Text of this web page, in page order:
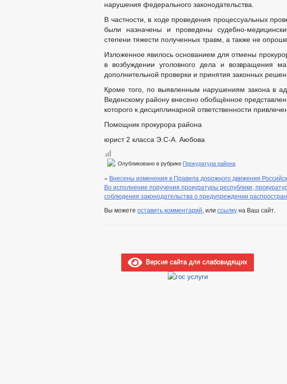
нарушения федерального законодательства.
В частности, в ходе проведения процессуальных
были назначены и проведены судебно-
степени тяжести полученных травм, а также не
Изложенное явилось основанием для отмены
в возбуждении уголовного дела и возвращения
дополнительной проверки и принятия законных
Кроме того, по выявленным нарушениям закона в
Веденскому району внесено обобщённое
которого к дисциплинарной ответственности
Помощник прокурора района
юрист 2 класса Э.С-А. Аюбова
Опубликовано в рубрике Прокуратура района
« Внесены изменения в Правила дорожного движения
Во исполнение поручения прокуратуры республики,
соблюдения законодательства о предупреждении
Вы можете оставить комментарий, или ссылкуна Ваш сайт.
Версия сайта для слабовидящих